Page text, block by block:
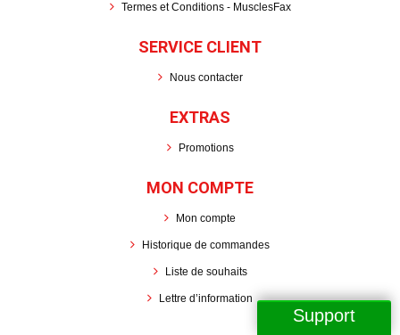
Support
Termes et Conditions - MusclesFax
SERVICE CLIENT
Nous contacter
EXTRAS
Promotions
MON COMPTE
Mon compte
Historique de commandes
Liste de souhaits
Lettre d’information